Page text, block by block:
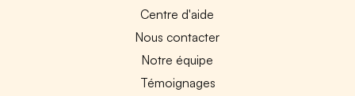
Centre d'aide
Nous contacter
Notre équipe
Témoignages